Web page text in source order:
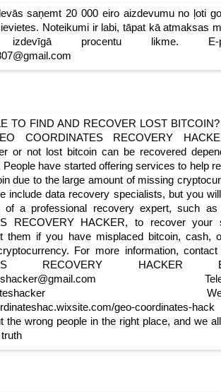
saņemt 20 000 eiro aizdevumu no ļoti
Noteikumi ir labi, tāpat kā atmaksas
procentu likme. E-
TO FIND AND RECOVER LOST
COORDINATES RECOVERY
or not lost bitcoin can be recovered
People have started offering services to help
due to the large amount of missing
include data recovery specialists, but you
of a professional recovery expert, such as
RECOVERY HACKER, to recover your
them if you have misplaced bitcoin, cash,
For more information,
RECOVERY HACKER
geo-coordinates-
the wrong people in the right place, and we